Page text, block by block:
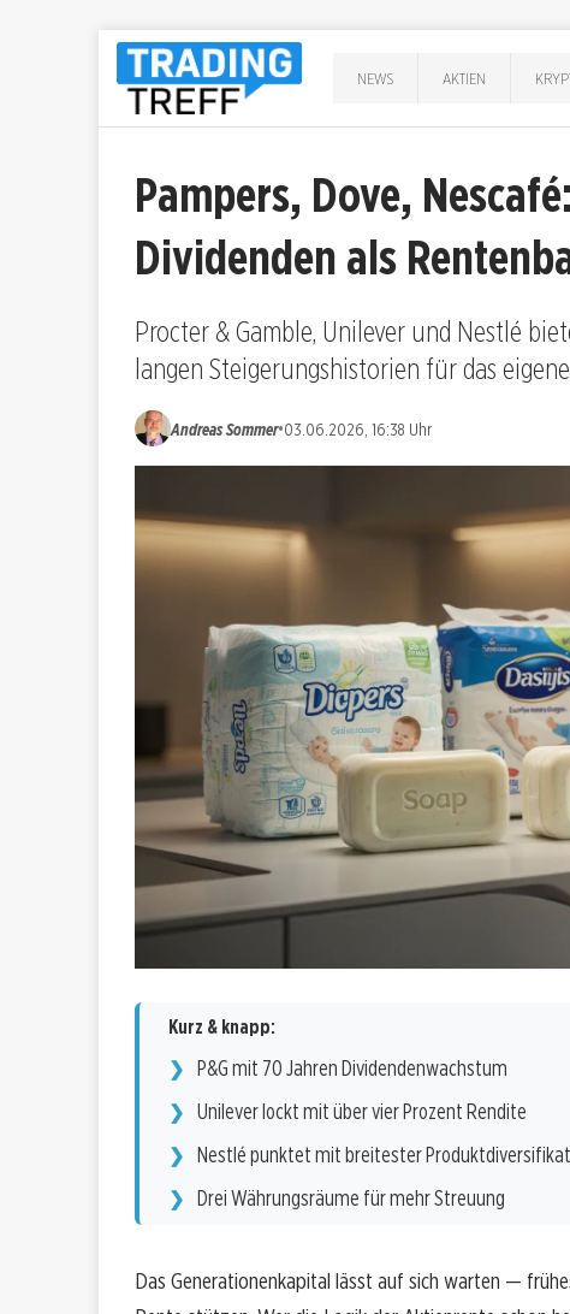
NEWS AKTIEN
Pampers, Dove,
Dividenden als
Procter & Gamble, Unilever und Nestlé
langen Steigerungshistorien für das
Andreas Sommer•03.06.2026, 16:38 Uhr
Kurz & knapp:
P&G mit 70 Jahren Dividendenwachstum
Unilever lockt mit über vier Prozent Rendite
Nestlé punktet mit breitester
Drei Währungsräume für mehr Streuung
Das Generationenkapital lässt auf sich warten —